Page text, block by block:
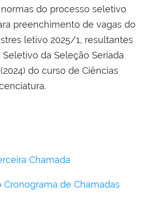
do processo seletivo
preenchimento de vagas do
letivo 2025/1, resultantes
da Seleção Seriada
do curso de Ciências
Chamada
Cronograma de Chamadas